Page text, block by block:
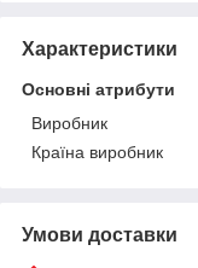
Характеристики
Основні атрибути
Виробник
Країна виробник
Умови доставки